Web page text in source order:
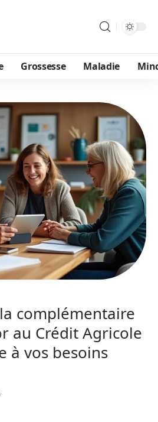
Grossesse Maladie
complémentaire
au Crédit Agricole
à vos besoins